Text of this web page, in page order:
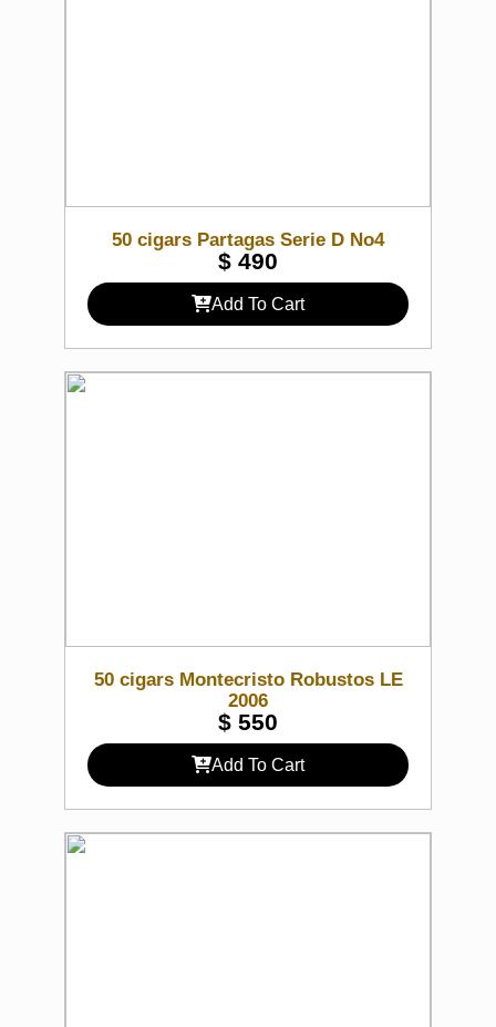
50 cigars Partagas Serie D No4
$ 490
Add To Cart
50 cigars Montecristo Robustos LE
2006
$ 550
Add To Cart